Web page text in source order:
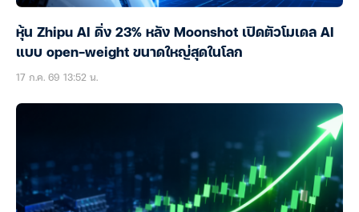
หุ้น Zhipu AI ดิ่ง 23% หลัง Moonshot เปิดตัวโมเดล AI
แบบ open-weight ขนาดใหญ่สุดในโลก
17 ก.ค. 69 13:52 น.